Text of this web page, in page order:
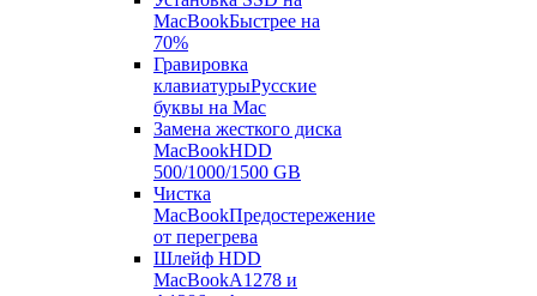
MacBookБыстрее на
70%
Гравировка
клавиатурыРусские
буквы на Mac
Замена жесткого диска
MacBookHDD
500/1000/1500 GB
Чистка
MacBookПредостережение
от перегрева
Шлейф HDD
MacBookA1278 и